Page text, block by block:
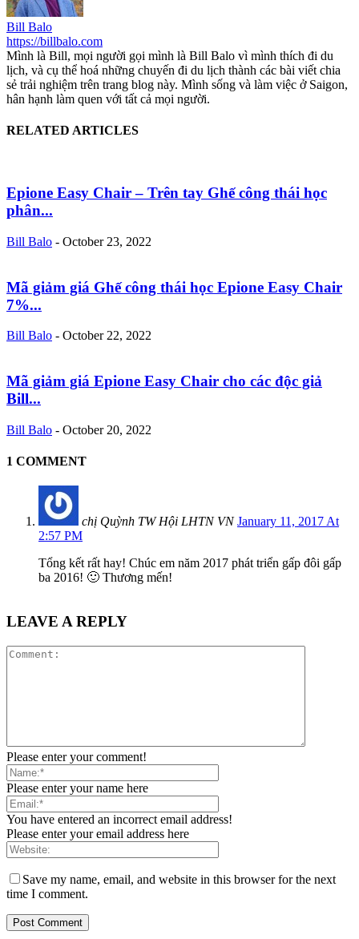
Bill Balo
https://billbalo.com
Mình là Bill, mọi người gọi mình là Bill Balo vì mình thích đi du
lịch, và cụ thể hoá những chuyến đi du lịch thành các bài viết chia
sẻ trải nghiệm trên trang blog này. Mình sống và làm việc ở Saigon,
hân hạnh làm quen với tất cả mọi người.
RELATED ARTICLES
Epione Easy Chair – Trên tay Ghế công thái học
phân...
Bill Balo - October 23, 2022
Mã giảm giá Ghế công thái học Epione Easy Chair
7%...
Bill Balo - October 22, 2022
Mã giảm giá Epione Easy Chair cho các độc giả
Bill...
Bill Balo - October 20, 2022
1 COMMENT
chị Quỳnh TW Hội LHTN VN January 11, 2017 At
2:57 PM
Tổng kết rất hay! Chúc em năm 2017 phát triển gấp đôi gấp
ba 2016! 🙂 Thương mến!
LEAVE A REPLY
Please enter your comment!
Please enter your name here
You have entered an incorrect email address!
Please enter your email address here
Save my name, email, and website in this browser for the next
time I comment.